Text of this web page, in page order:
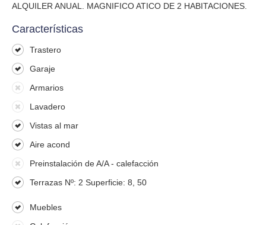
ALQUILER ANUAL. MAGNIFICO ATICO DE 2 HABITACIONES.
Características
Trastero
Garaje
Armarios
Lavadero
Vistas al mar
Aire acond
Preinstalación de A/A - calefacción
Terrazas Nº: 2 Superficie: 8, 50
Muebles